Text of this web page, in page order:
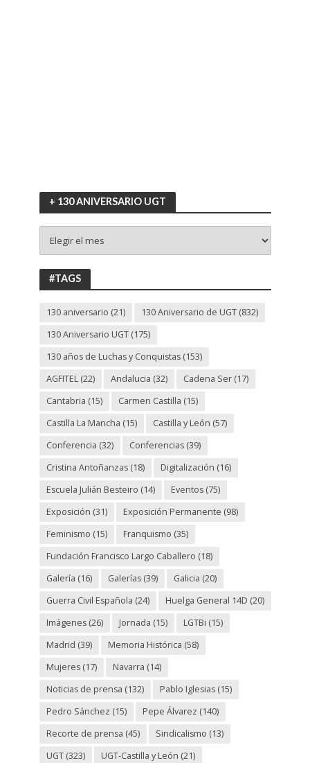
+ 130 ANIVERSARIO UGT
130
ANIVERSARIO
UGT
#TAGS
130 aniversario (21) 130 Aniversario de UGT(832)
130 Aniversario UGT(175)
130 años de Luchas y Conquistas(153)
AGFITEL(22) Andalucia (32) Cadena Ser(17)
Cantabria (15) Carmen Castilla (15)
Castilla La Mancha (15) Castilla y León (57)
Conferencia (32) Conferencias(39)
Cristina Antoñanzas(18) Digitalización (16)
Escuela Julián Besteiro (14) Eventos(75)
Exposición (31) Exposición Permanente (98)
Feminismo (15) Franquismo (35)
Fundación Francisco Largo Caballero (18)
Galería (16) Galerías(39) Galicia (20)
Guerra Civil Española (24) Huelga General 14D (20)
Imágenes(26) Jornada (15) LGTBi (15)
Madrid (39) Memoria Histórica (58)
Mujeres(17) Navarra (14)
Noticias de prensa (132) Pablo Iglesias(15)
Pedro Sánchez (15) Pepe Álvarez (140)
Recorte de prensa (45) Sindicalismo (13)
UGT(323) UGT-Castilla y León (21)